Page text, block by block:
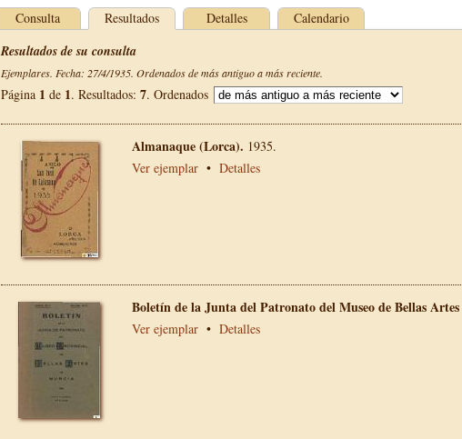
Consulta Resultados Detalles Calendario
Resultados de su consulta
Ejemplares. Fecha: 27/4/1935. Ordenados de más antiguo a más reciente.
Página 1 de 1. Resultados: 7. Ordenados
Almanaque (Lorca). 1935.
Ver ejemplar • Detalles
Boletín de la Junta del Patronato del Museo de Bellas
Ver ejemplar • Detalles